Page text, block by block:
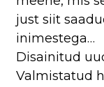
just siit
inimestega…
Disainitud
Valmistatud